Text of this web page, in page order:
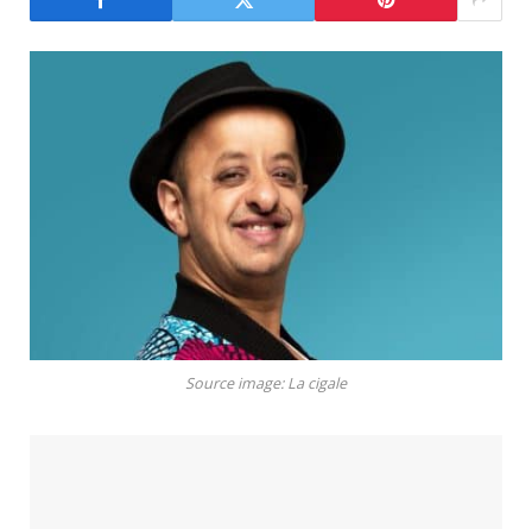
Source image: La cigale